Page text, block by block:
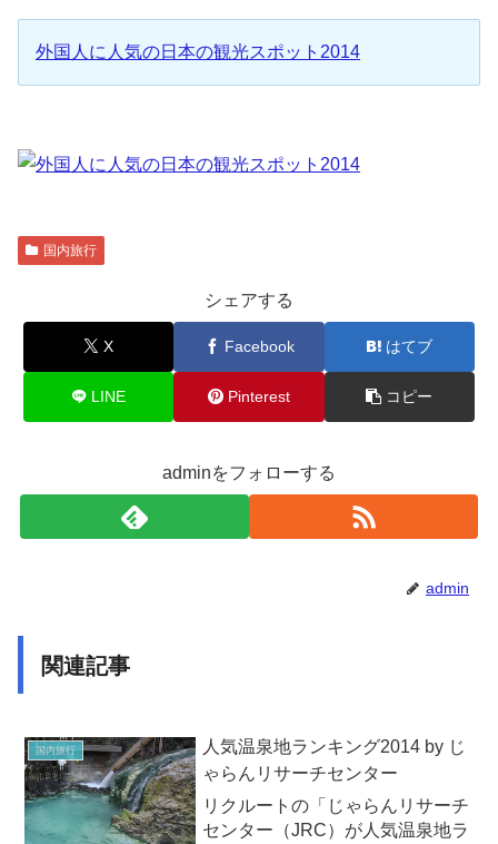
外国人に人気の日本の観光スポット2014
国内旅行
シェアする
X Facebook はてブ
LINE Pinterest コピー
adminをフォローする
admin
関連記事
国内旅行
人気温泉地ランキング2014 by じ
ゃらんリサーチセンター
リクルートの「じゃらんリサーチ
センター（JRC）が人気温泉地ラ